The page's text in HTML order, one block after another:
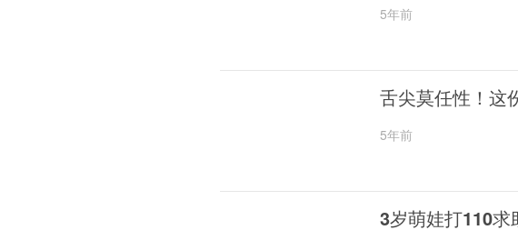
5年前
舌尖莫任性！这
5年前
3岁萌娃打110